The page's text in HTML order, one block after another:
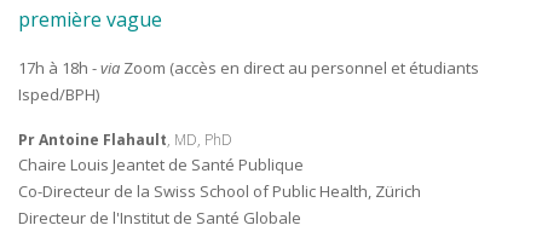
première vague
17h à 18h -via Zoom (accès en direct au personnel et étudiants
Isped/BPH)
Pr Antoine Flahault, MD, PhD
Chaire Louis Jeantet de Santé Publique
Co-Directeur de la Swiss School of Public Health, Zürich
Directeur de l'Institut de Santé Globale